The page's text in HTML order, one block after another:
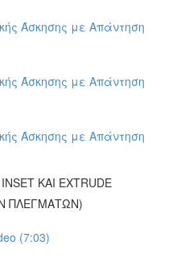
Άσκησης με Απάντηση
Άσκησης με Απάντηση
Άσκησης με Απάντηση
ΚΑΙ EXTRUDE
ΠΛΕΓΜΑΤΩΝ)
(7:03)